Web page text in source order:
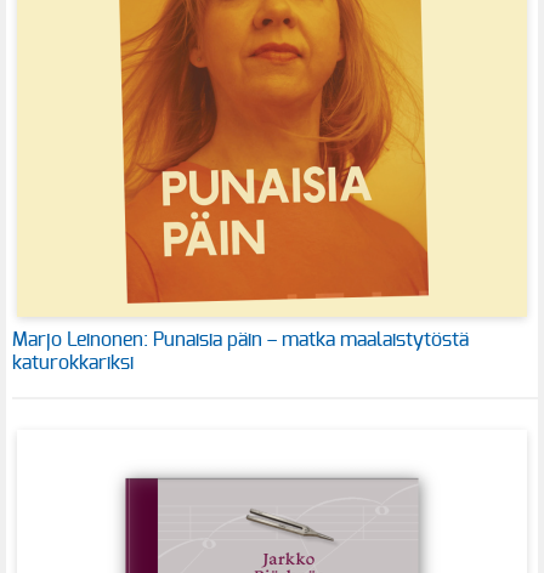
Marjo Leinonen: Punaisia päin – matka maalaistytöstä
katurokkariksi